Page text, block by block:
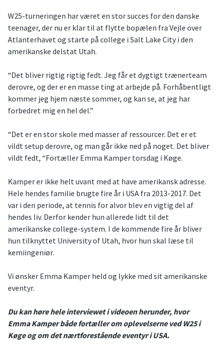
W25-turneringen har været en stor succes for den danske
teenager, der nu er klar til at flytte bopælen fra Vejle over
Atlanterhavet og starte på college i Salt Lake City i den
amerikanske delstat Utah.
“Det bliver rigtig rigtig fedt. Jeg får et dygtigt trænerteam
derovre, og der er en masse ting at arbejde på. Forhåbentligt
kommer jeg hjem næste sommer, og kan se, at jeg har
forbedret mig en hel del.”
“Det er en stor skole med masser af ressourcer. Det er et
vildt setup derovre, og man går ikke ned på noget. Det bliver
vildt fedt, “Fortæller Emma Kamper torsdag i Køge.
Kamper er ikke helt uvant med at have amerikansk adresse.
Hele hendes familie brugte fire år i USA fra 2013-2017. Det
var i den periode, at tennis for alvor blev en vigtig del af
hendes liv. Derfor kender hun allerede lidt til det
amerikanske college-system. I de kommende fire år bliver
hun tilknyttet University of Utah, hvor hun skal læse til
kemiingeniør.
Vi ønsker Emma Kamper held og lykke med sit amerikanske
eventyr.
Du kan høre hele interviewet i videoen herunder, hvor
Emma Kamper både fortæller om oplevelserne ved W25 i
Køge og om det nærtforestående eventyr i USA.